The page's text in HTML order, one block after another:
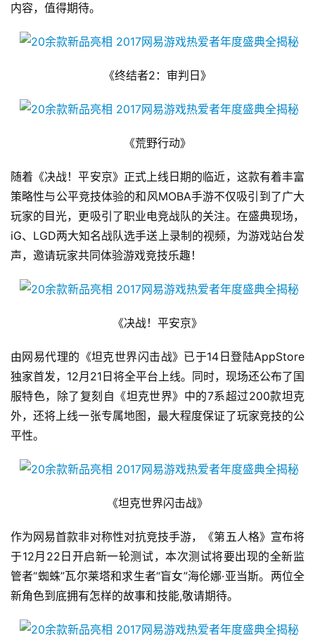
内容，值得期待。
《终结者2：审判日》
《荒野行动》
随着《决战！平安京》正式上线日期的临近，这款有着丰富
策略性与公平竞技体验的和风MOBA手游不仅吸引到了广大
玩家的目光，更吸引了职业电竞战队的关注。在盛典现场，
iG、LGD两大知名战队选手送上录制的视频，为游戏站台发
声，邀请玩家共同体验游戏竞技乐趣！
《决战！平安京》
由网易代理的《坦克世界闪击战》已于14日登陆AppStore
独家首发，12月21日将全平台上线。同时，现场还公布了国
服特色，除了复刻自《坦克世界》中的7系超过200款坦克
外，还将上线一张专属地图，最大程度保证了玩家竞技的公
平性。
《坦克世界闪击战》
作为网易首款非对称性对抗竞技手游，《第五人格》宣布将
于12月22日开启新一轮测试，本次测试将要出现的全新监
管者“蜘蛛”瓦尔莱塔和求生者“盲女”海伦娜·亚当斯。两位全
新角色到底拥有怎样的故事和技能,敬请期待。